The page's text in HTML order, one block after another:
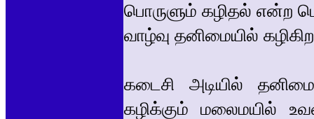
பொருளும் கழிதல் என்ற
வாழ்வு தனிமையில்
கடைசி அடியில்
கழிக்கும் மலைமயில்